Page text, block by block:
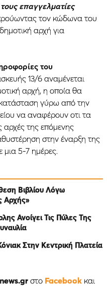
επαγγελματίες
τον κώδωνα του
αρχή για
του
13/6 αναμένεται
αρχή, η οποία θα
γύρω από την
να αναφέρουν οτι τα
αρχές της επόμενης
στην έναρξη της
μια 5-7 ημέρες.
Βιβλίου Λόγω
Αρχής»
Ανοίγει Τις Πύλες Της
Στην Κεντρική Πλατεία
στο Facebookκαι